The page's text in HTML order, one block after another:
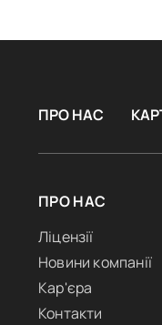
ПРО НАС
ПРО НАС
Ліцензії
Новини компанії
Кар'єра
Контакти